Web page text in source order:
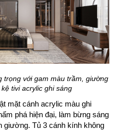
trọng với gam màu trầm, giường
tivi acrylic ghi sáng
mặt cánh acrylic màu ghi
phá hiện đại, làm bừng sáng
giường. Tủ 3 cánh kính không